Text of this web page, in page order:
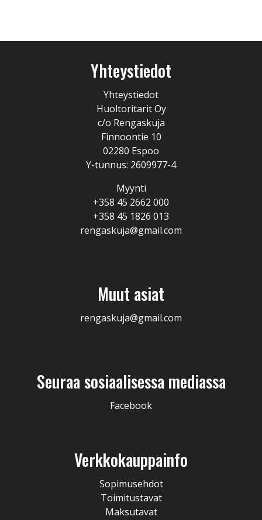
Yhteystiedot
Yhteystiedot
Huoltoritarit Oy
c/o Rengaskuja
Finnoontie 10
02280 Espoo
Y-tunnus: 2609977-4
Myynti
+358 45 2662 000
+358 45 1826 013
rengaskuja@gmail.com
Muut asiat
rengaskuja@gmail.com
Seuraa sosiaalisessa mediassa
Facebook
Verkkokauppainfo
Sopimusehdot
Toimitustavat
Maksutavat